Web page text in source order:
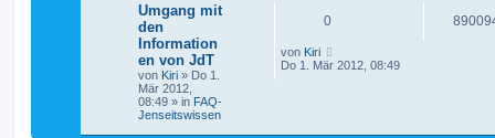
Umgang mit
den
Information
en von JdT
von Kiri » Do 1.
Mär 2012,
08:49 » in FAQ-
Jenseitswissen
0
von Kiri
Do 1. Mär 2012, 08:49